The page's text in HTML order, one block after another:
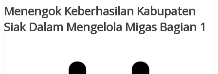
Menengok Keberhasilan Kabupaten
Siak Dalam Mengelola Migas Bagian 1